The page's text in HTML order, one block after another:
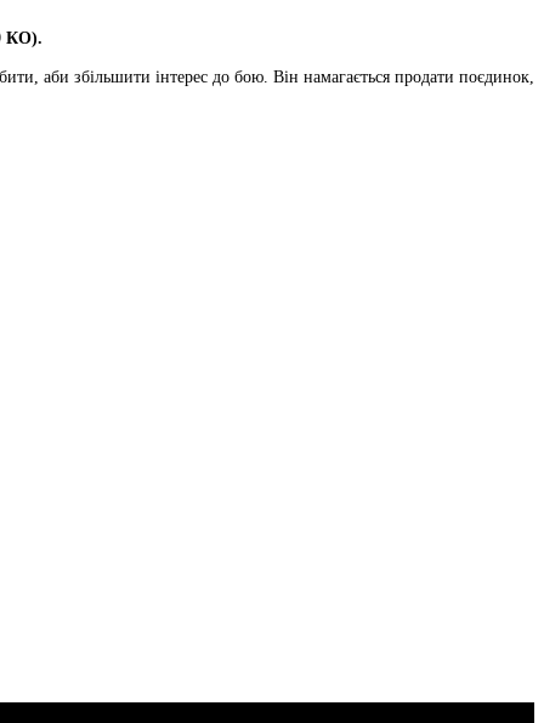
КО).
аби збільшити інтерес до бою. Він намагається продати поєдинок,